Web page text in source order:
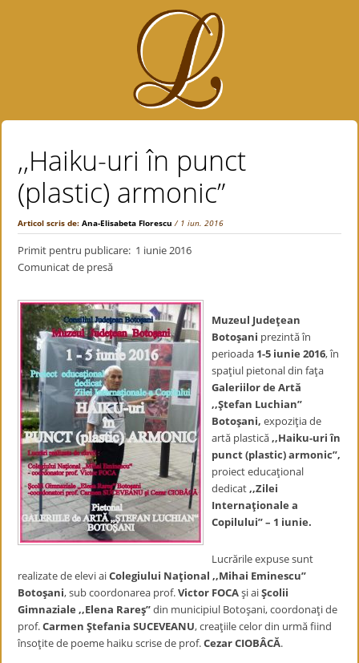
,,Haiku-uri în punct
(plastic) armonic”
Articol scris de:Ana-Elisabeta Florescu / 1 iun. 2016
Primit pentru publicare: 1 iunie 2016
Comunicat de presă
Muzeul Judeţean
Botoşani prezintă în
perioada 1-5 iunie 2016, în
spaţiul pietonal din faţa
Galeriilor de Artă
,,Ştefan Luchian”
Botoşani, expoziţia de
artă plastică,,Haiku-uri în
punct (plastic) armonic”,
proiect educaţional
dedicat,,Zilei
Internaţionale a
Copilului” – 1 iunie.
Lucrările expuse sunt
realizate de elevi aiColegiului Naţional ,,Mihai Eminescu”
Botoşani, sub coordonarea prof.Victor FOCAşi aiŞcolii
Gimnaziale ,,Elena Rareş”din municipiul Botoşani, coordonaţi de
prof.Carmen Ştefania SUCEVEANU, creaţiile celor din urmă fiind
însoţite de poeme haiku scrise de prof.Cezar CIOBÂCĂ.